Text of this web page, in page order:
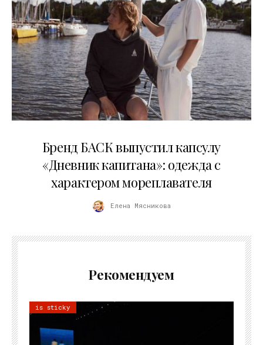
Бренд БАСК выпустил капсулу
«Дневник капитана»: одежда с
характером мореплавателя
Елена Мясникова
Рекомендуем
is sticky